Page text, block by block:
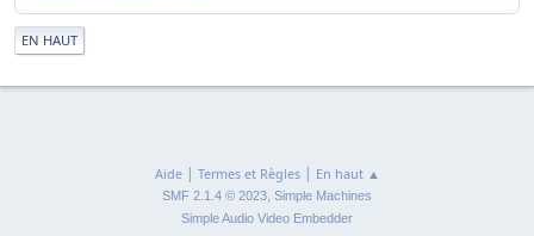
EN HAUT
Aide| Termes et Règles| En haut ▲
SMF 2.1.4 © 2023, Simple Machines
Simple Audio Video Embedder